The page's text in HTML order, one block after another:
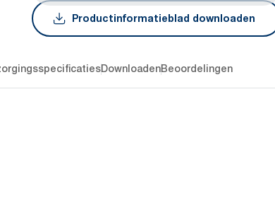
Productinformatieblad downloaden
DownloadenBeoordelingen